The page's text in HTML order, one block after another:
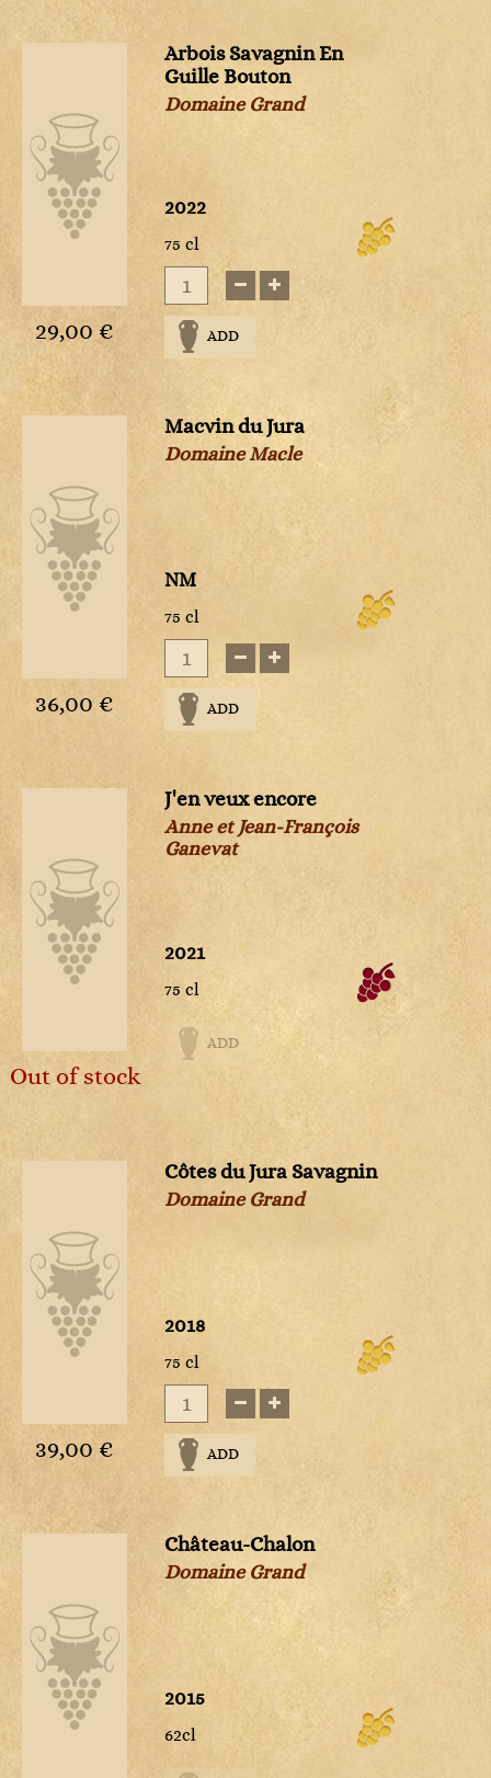
White
White
Rosé
White
Sweet
2025
millésimé
29,00 €
Arbois Savagnin En
Guille Bouton
Domaine Grand
2022
75 cl
ADD
36,00 €
Macvin du Jura
Domaine Macle
NM
75 cl
ADD
Out of stock
J'en veux encore
Anne et Jean-François
Ganevat
2021
75 cl
ADD
39,00 €
Côtes du Jura Savagnin
Domaine Grand
2018
75 cl
ADD
Château-Chalon
Domaine Grand
2015
62cl